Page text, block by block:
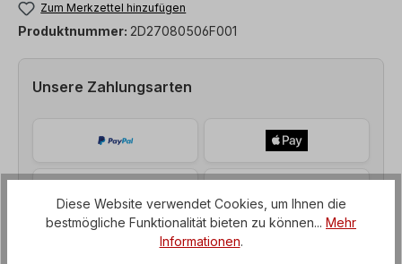
Zum Merkzettel hinzufügen
Produktnummer: 2D27080506F001
Unsere Zahlungsarten
Diese Website verwendet Cookies, um Ihnen die
bestmögliche Funktionalität bieten zu können... Mehr
Informationen.